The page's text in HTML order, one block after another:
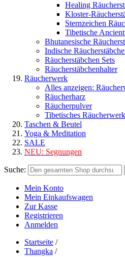
Healing
Kloster-
Sternzeichen
Tibetische
Bhutanesische
Indische
Räucherstäbchen Sets
Räucherstäbchenhalter
Räucherwerk
Alles anzeigen:
Räucherharz
Räucherpulver
Tibetisches Räucherwerk
Taschen & Beutel
Yoga & Meditation
SALE
NEU: Segnungen
Suche:
Mein Konto
Mein Einkaufswagen
Zur Kasse
Registrieren
Anmelden
Startseite /
Thangka /